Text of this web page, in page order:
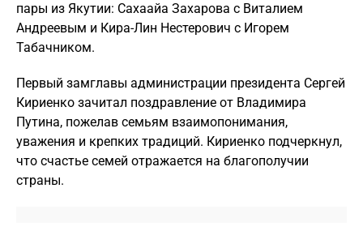
пары из Якутии: Сахаайа Захарова с Виталием
Андреевым и Кира-Лин Нестерович с Игорем
Табачником.
Первый замглавы администрации президента Сергей
Кириенко зачитал поздравление от Владимира
Путина, пожелав семьям взаимопонимания,
уважения и крепких традиций. Кириенко подчеркнул,
что счастье семей отражается на благополучии
страны.